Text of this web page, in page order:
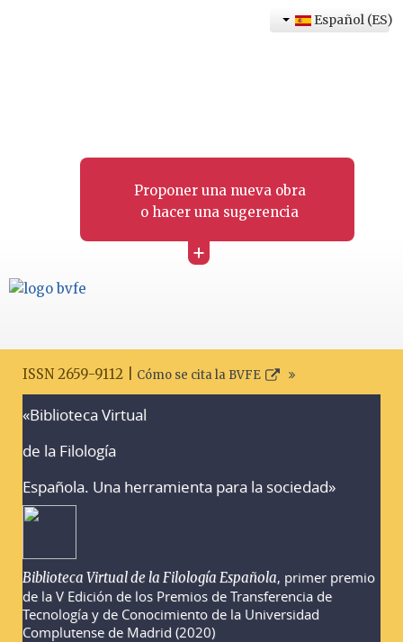
Proponer una nueva obra
o hacer una sugerencia
+
Español (ES)
ISSN 2659-9112 | Cómo se cita la BVFE
«Biblioteca Virtual
de la Filología
Española. Una herramienta para la sociedad»
Biblioteca Virtual de la Filología Española, primer premio
de la V Edición de los Premios de Transferencia de
Tecnología y de Conocimiento de la Universidad
Complutense de Madrid (2020)